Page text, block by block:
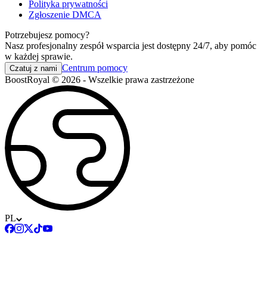
Polityka prywatności
Zgłoszenie DMCA
Potrzebujesz pomocy?
Nasz profesjonalny zespół wsparcia jest dostępny 24/7, aby pomóc
w każdej sprawie.
Czatuj z nami Centrum pomocy
BoostRoyal © 2026 - Wszelkie prawa zastrzeżone
PL